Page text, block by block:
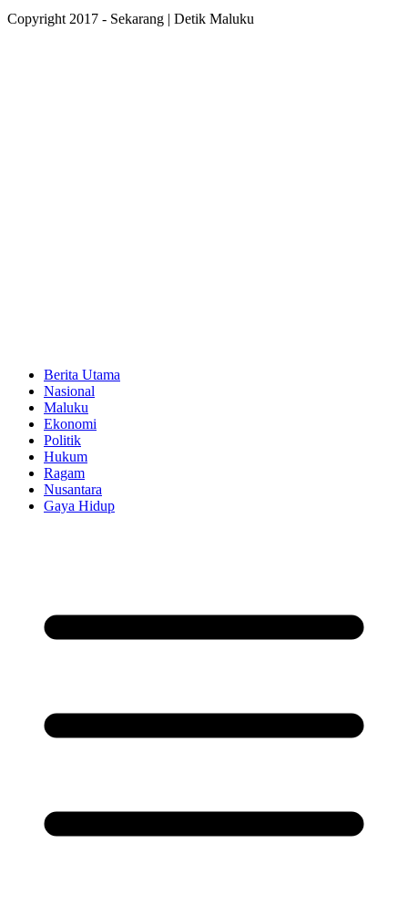
Copyright 2017 - Sekarang | Detik Maluku
Berita Utama
Nasional
Maluku
Ekonomi
Politik
Hukum
Ragam
Nusantara
Gaya Hidup